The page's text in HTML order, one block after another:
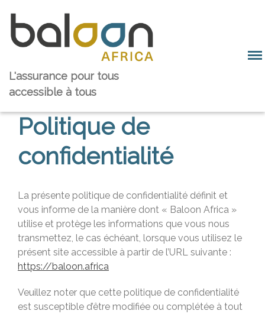
Baloon Groupe
Equipe et valeurs
Notre histoire
Notre marché
Baloon Solution
Témoignages
Nos partenaires
L'assurance pour tous
accessible à tous
Politique de
confidentialité
La présente politique de confidentialité définit et
vous informe de la manière dont « Baloon Africa »
utilise et protège les informations que vous nous
transmettez, le cas échéant, lorsque vous utilisez le
présent site accessible à partir de l’URL suivante :
https://baloon.africa
Veuillez noter que cette politique de confidentialité
est susceptible d’être modifiée ou complétée à tout